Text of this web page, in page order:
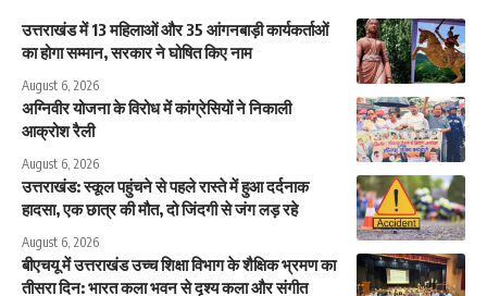
उत्तराखंड में 13 महिलाओं और 35 आंगनबाड़ी कार्यकर्ताओं
का होगा सम्मान, सरकार ने घोषित किए नाम
August 6, 2026
अग्निवीर योजना के विरोध में कांग्रेसियों ने निकाली
आक्रोश रैली
August 6, 2026
उत्तराखंड: स्कूल पहुंचने से पहले रास्ते में हुआ दर्दनाक
हादसा, एक छात्र की मौत, दो जिंदगी से जंग लड़ रहे
August 6, 2026
बीएचयू में उत्तराखंड उच्च शिक्षा विभाग के शैक्षिक भ्रमण का
तीसरा दिन: भारत कला भवन से दृश्य कला और संगीत